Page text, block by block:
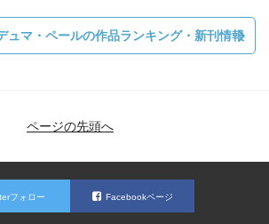
ュマ・ペールの作品ランキング・新刊情報
ページの先頭へ
フォロー Facebookページ